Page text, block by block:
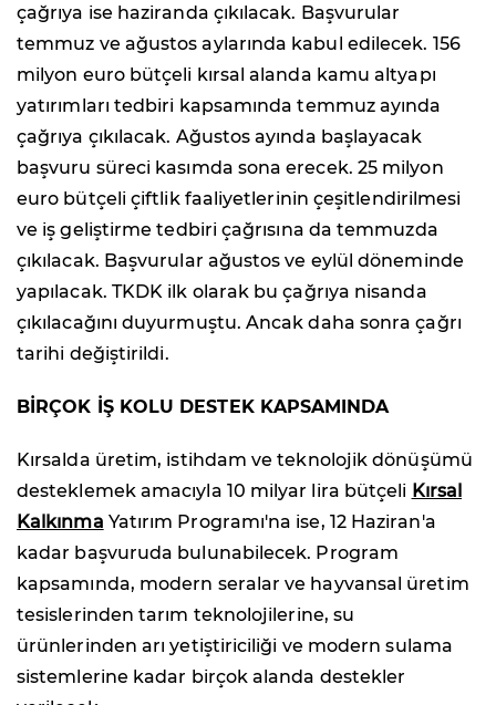
çağrıya ise haziranda çıkılacak. Başvurular
temmuz ve ağustos aylarında kabul edilecek. 156
milyon euro bütçeli kırsal alanda kamu altyapı
yatırımları tedbiri kapsamında temmuz ayında
çağrıya çıkılacak. Ağustos ayında başlayacak
başvuru süreci kasımda sona erecek. 25 milyon
euro bütçeli çiftlik faaliyetlerinin çeşitlendirilmesi
ve iş geliştirme tedbiri çağrısına da temmuzda
çıkılacak. Başvurular ağustos ve eylül döneminde
yapılacak. TKDK ilk olarak bu çağrıya nisanda
çıkılacağını duyurmuştu. Ancak daha sonra çağrı
tarihi değiştirildi.
BİRÇOK İŞ KOLU DESTEK KAPSAMINDA
Kırsalda üretim, istihdam ve teknolojik dönüşümü
desteklemek amacıyla 10 milyar lira bütçeli Kırsal
Kalkınma Yatırım Programı'na ise, 12 Haziran'a
kadar başvuruda bulunabilecek. Program
kapsamında, modern seralar ve hayvansal üretim
tesislerinden tarım teknolojilerine, su
ürünlerinden arı yetiştiriciliği ve modern sulama
sistemlerine kadar birçok alanda destekler